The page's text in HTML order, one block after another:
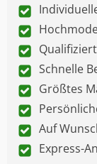
Schnelle
Größtes
Auf
Express-